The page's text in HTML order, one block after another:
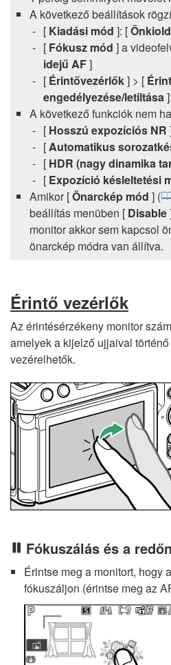
A következő beállítások
[ Kiadási mód ]: [
[ Fókusz mód ] a
idejű AF]
[ Érintővezérlők] > [
engedélyezése/letiltása
A következő funkciók nem
[ Hosszú expozíciós NR
[Automatikus
[ HDR (nagy dinamika
[ Expozíció késleltetési
Amikor [Önarckép mód ] (
beállítás menüben [ Disable
monitor akkor sem kapcsol
önarckép módra van állítva.
Érintő vezérlők
Az érintésérzékeny monitor
amelyek a kijelző ujjaival
vezérelhetők.
Fókuszálás és a
Érintse meg a monitort, hogy
fókuszáljon (érintse meg az